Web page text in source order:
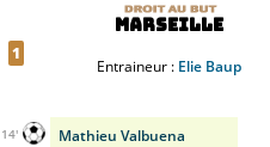
1
Marseille
Entraineur : Elie Baup
Mathieu Valbuena
14'